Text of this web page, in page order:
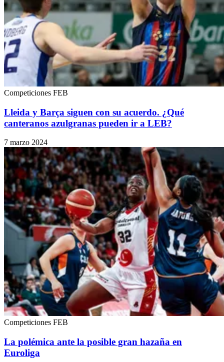
Competiciones FEB
Lleida y Barça siguen con su acuerdo. ¿Qué
canteranos azulgranas pueden ir a LEB?
7 marzo 2024
Competiciones FEB
La polémica ante la posible gran hazaña en
Euroliga